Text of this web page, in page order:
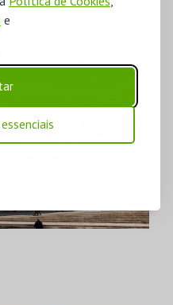
e